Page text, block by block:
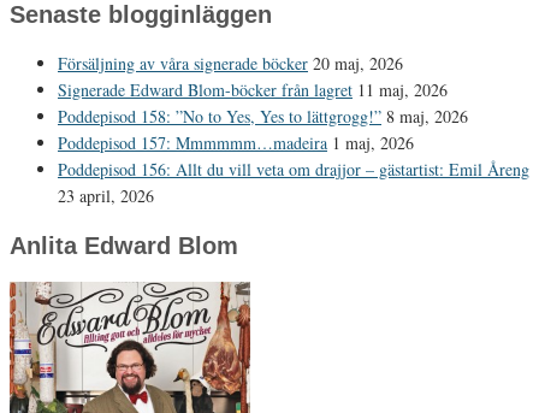
Senaste blogginläggen
Försäljning av våra signerade böcker 20 maj, 2026
Signerade Edward Blom-böcker från lagret 11 maj, 2026
Poddepisod 158: ”No to Yes, Yes to lättgrogg!” 8 maj, 2026
Poddepisod 157: Mmmmmm…madeira 1 maj, 2026
Poddepisod 156: Allt du vill veta om drajjor – gästartist: Emil Åreng
23 april, 2026
Anlita Edward Blom